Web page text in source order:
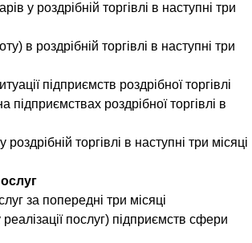
у роздрібній торгівлі в наступні три
в роздрібній торгівлі в наступні три
підприємств роздрібної торгівлі
підприємствах роздрібної торгівлі в
роздрібній торгівлі в наступні три місяці
за попередні три місяці
послуг) підприємств сфери